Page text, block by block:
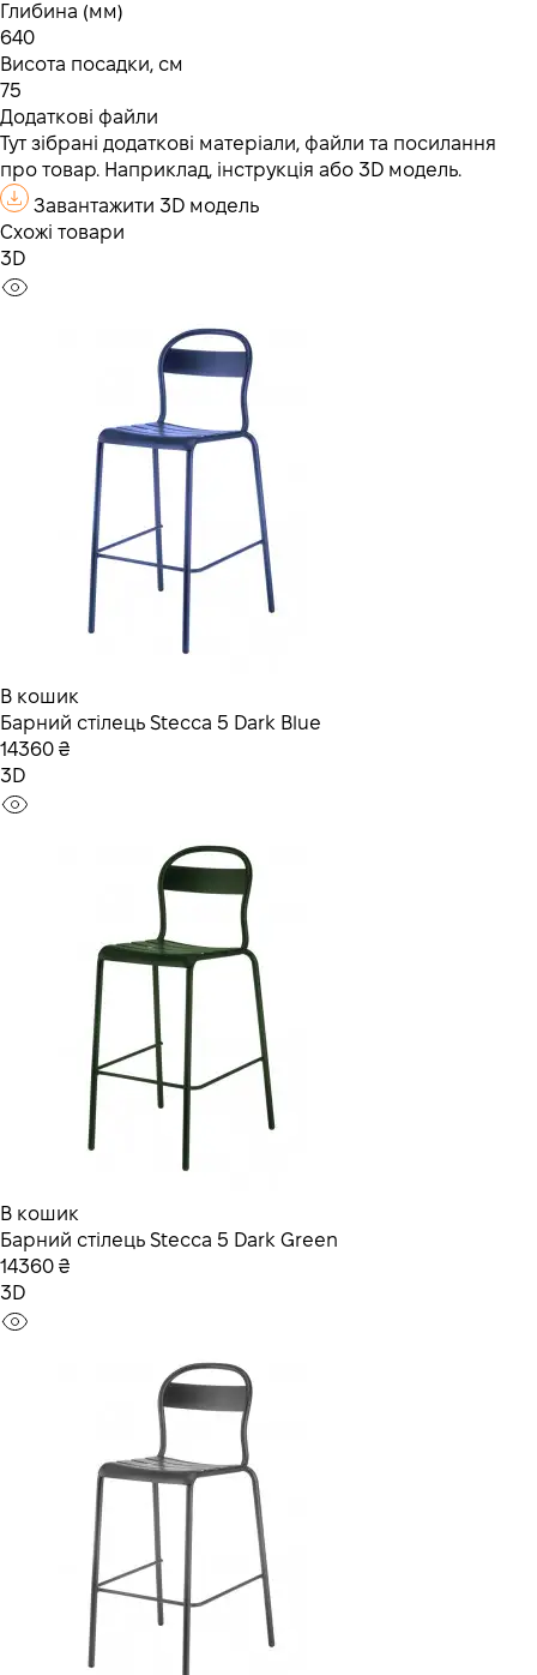
Глибина (мм)
640
Висота посадки, см
75
Додаткові файли
Тут зібрані додаткові матеріали, файли та посилання
про товар. Наприклад, інструкція або 3D модель.
Завантажити 3D модель
Схожі товари
3D
В кошик
Барний стілець Stecca 5 Dark Blue
14360 ₴
3D
В кошик
Барний стілець Stecca 5 Dark Green
14360 ₴
3D